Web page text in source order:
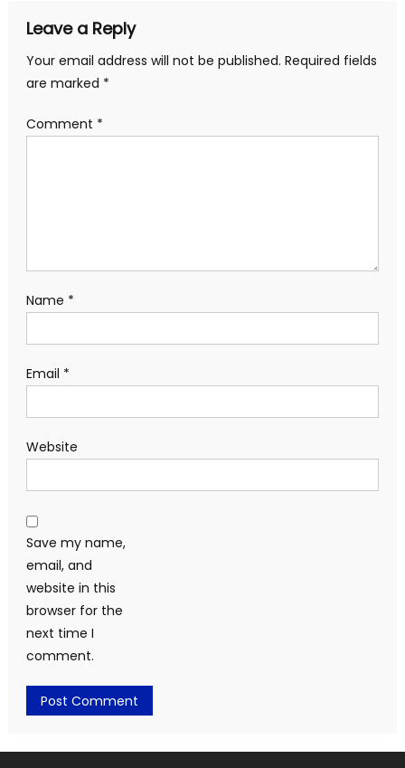
Leave a Reply
Your email address will not be published. Required fields
are marked *
Comment *
Name *
Email *
Website
Save my name,
email, and
website in this
browser for the
next time I
comment.